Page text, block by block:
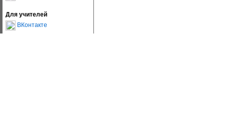
Для учителей
ВКонтакте